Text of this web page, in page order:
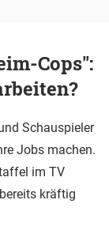
Cops":
Schauspieler
Jobs machen.
im TV
kräftig